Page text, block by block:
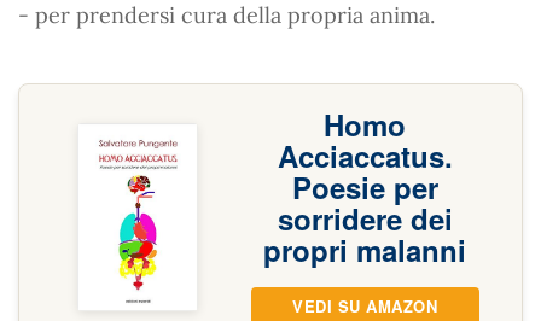
- per prendersi cura della propria anima.
Homo
Acciaccatus.
Poesie per
sorridere dei
propri malanni
VEDI SU AMAZON